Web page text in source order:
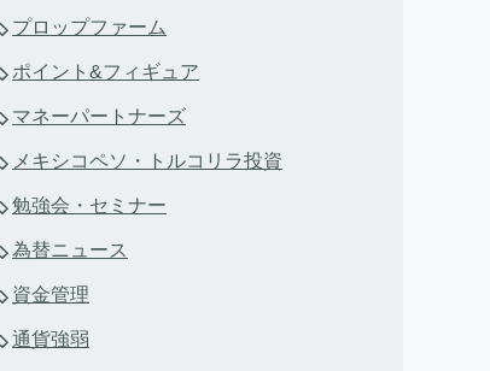
プロップファーム
ポイント&フィギュア
マネーパートナーズ
メキシコペソ・トルコリラ投資
勉強会・セミナー
為替ニュース
資金管理
通貨強弱